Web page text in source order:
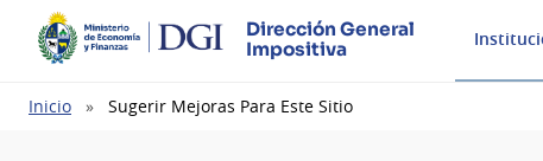
Dirección General
Impositiva
Ruta
Inicio Sugerir Mejoras Para Este Sitio